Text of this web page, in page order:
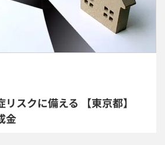
スクに備える 【東京都】
金